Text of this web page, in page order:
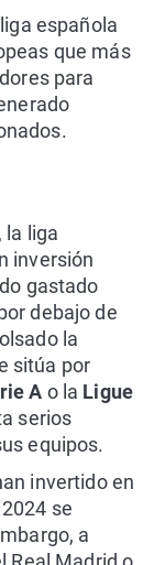
española
que más
para
la liga
inversión
gastado
debajo de
la
sitúa por
A o la Ligue
serios
equipos.
invertido en
se
a